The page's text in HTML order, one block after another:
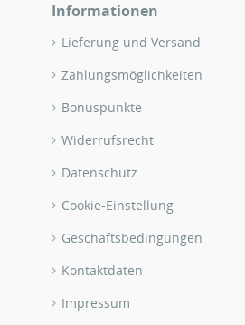
Informationen
Lieferung und Versand
Zahlungsmöglichkeiten
Bonuspunkte
Widerrufsrecht
Datenschutz
Cookie-Einstellung
Geschäftsbedingungen
Kontaktdaten
Impressum